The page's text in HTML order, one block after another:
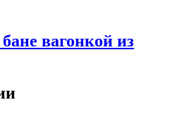
вагонкой из